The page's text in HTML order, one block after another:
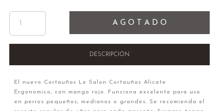
A G O T A D O
DESCRIPCIÓN
El nuevo Cortauñas Le Salon Cortauñas Alicate
Ergonomico, con mango rojo.
Funciona excelente para uso
en perros pequeños, medianos o grandes. Se recomienda el